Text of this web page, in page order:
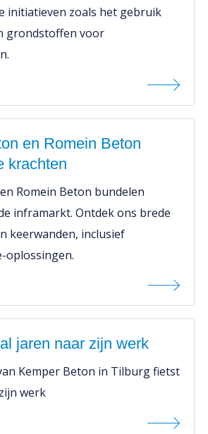
initiatieven zoals het gebruik
grondstoffen voor
en Romein Beton
krachten
Romein Beton bundelen
inframarkt. Ontdek ons brede
keerwanden, inclusief
oplossingen.
jaren naar zijn werk
Kemper Beton in Tilburg fietst
werk